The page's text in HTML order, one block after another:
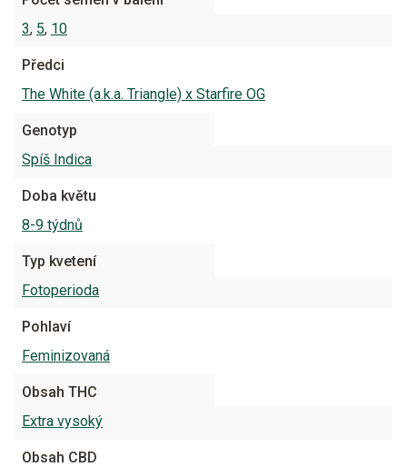
3, 5, 10
Předci
The White (a.k.a. Triangle) x Starfire OG
Genotyp
Spíš Indica
Doba květu
8-9 týdnů
Typ kvetení
Fotoperioda
Pohlaví
Feminizovaná
Obsah THC
Extra vysoký
Obsah CBD